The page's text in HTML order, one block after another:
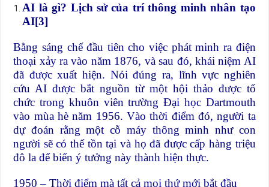
AI là gì? Lịch sử của trí thông minh nhân tạo
AI[3]
Bằng sáng chế đầu tiên cho việc phát minh ra điện
thoại xảy ra vào năm 1876, và sau đó, khái niệm AI
đã được xuất hiện. Nói đúng ra, lĩnh vực nghiên
cứu AI được bắt nguồn từ một hội thảo được tổ
chức trong khuôn viên trường Đại học Dartmouth
vào mùa hè năm 1956. Vào thời điểm đó, người ta
dự đoán rằng một cỗ máy thông minh như con
người sẽ có thể tồn tại và họ đã được cấp hàng triệu
đô la để biến ý tưởng này thành hiện thực.
1950 – Thời điểm mà tất cả mọi thứ mới bắt đầu